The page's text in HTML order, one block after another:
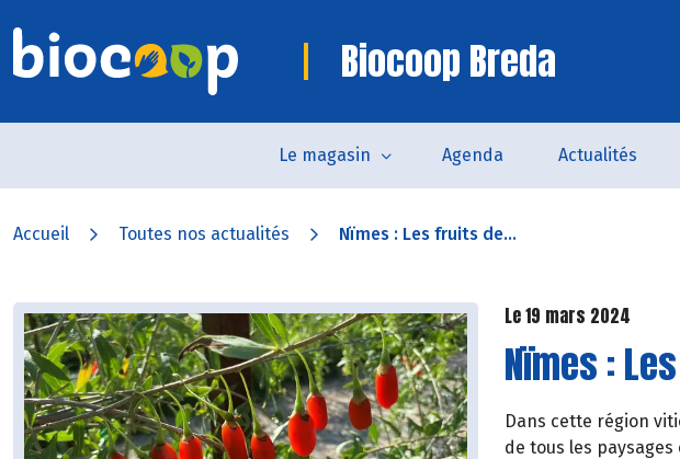
Biocoop Breda
Le magasin Agenda Actualités
Accueil Toutes nos actualités Nïmes : Les fruits de...
Le 19 mars 2024
Nïmes :
Dans cette région
de tous les